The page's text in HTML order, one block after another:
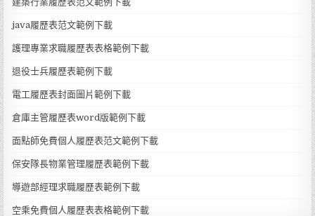
java履歷表范文範例下載
護理專業求職履歷表表格範例下載
退役士兵履歷表範例下載
電工履歷表封面圖片範例下載
倉庫主管履歷表word版範例下載
面點師免費個人履歷表范文範例下載
保安隊長物業管理履歷表範例下載
導遊部經理求職履歷表範例下載
空乘免費個人履歷表表格範例下載